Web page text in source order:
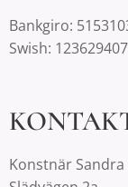
Bankgiro:
Swish:
Konstnär